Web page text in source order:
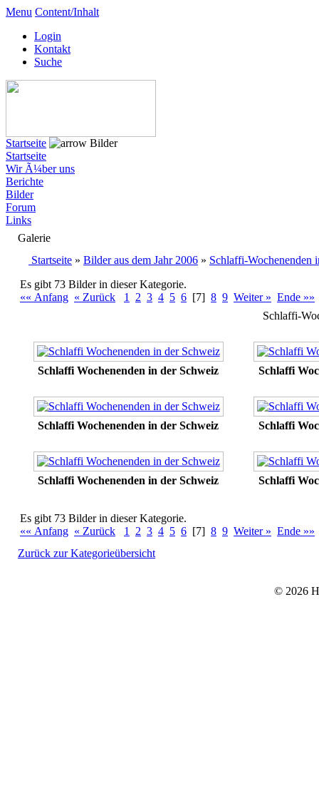
Menu Content/Inhalt
Login
Kontakt
Suche
Startseite
Bilder
Startseite
Wir Ã¼ber uns
Berichte
Bilder
Forum
Links
Galerie
Startseite » Bilder aus dem Jahr 2006 » Schlaffi-Wochenenden
Es gibt 73 Bilder in dieser Kategorie.
«« Anfang « Zurück 1 2 3 4 5 6 [7] 8 9 Weiter » Ende »»
Schlaffi-
Schlaffi Wochenenden in der Schweiz Schlaffi
Schlaffi Wochenenden in der Schweiz Schlaffi
Schlaffi Wochenenden in der Schweiz Schlaffi
Es gibt 73 Bilder in dieser Kategorie.
«« Anfang « Zurück 1 2 3 4 5 6 [7] 8 9 Weiter » Ende »»
Zurück zur Kategorieübersicht
© 2026